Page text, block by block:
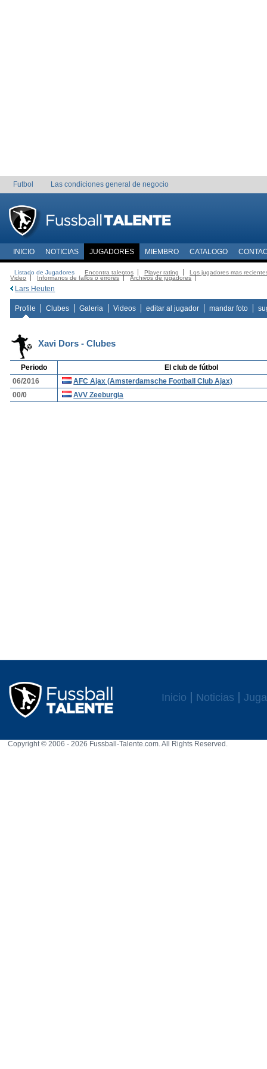
Futbol Las condiciones general de negocio
INICIO NOTICIAS JUGADORES MIEMBRO CATALOGO
Listado de Jugadores Encontra talentos Player rating
Los jugadores mas
Video
Informanos de fallos o errores Archivos de jugadores
Lars Heuten
Profile Clubes Galeria Videos editar al jugador mandar foto
Xavi Dors - Clubes
Periodo
El club de fútbol
06/2016
AFC Ajax (Amsterdamsche Football Club Ajax)
00/0
AVV Zeeburgia
Inicio Noticias
Copyright © 2006 - 2026 Fussball-Talente.com. All Rights Reserved.